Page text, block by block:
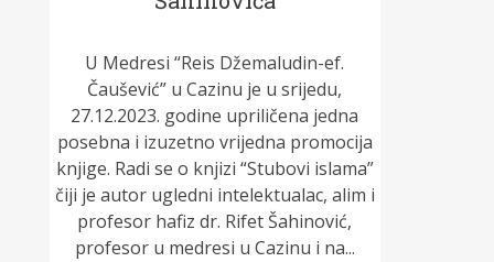
U Medresi “Reis Džemaludin-ef.
Čaušević” u Cazinu je u srijedu,
27.12.2023. godine upriličena jedna
posebna i izuzetno vrijedna promocija
knjige. Radi se o knjizi “Stubovi islama”
čiji je autor ugledni intelektualac, alim i
profesor hafiz dr. Rifet Šahinović,
profesor u medresi u Cazinu i na...